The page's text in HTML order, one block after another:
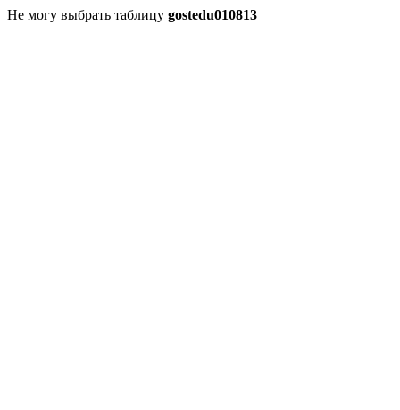
Не могу выбрать таблицу gostedu010813